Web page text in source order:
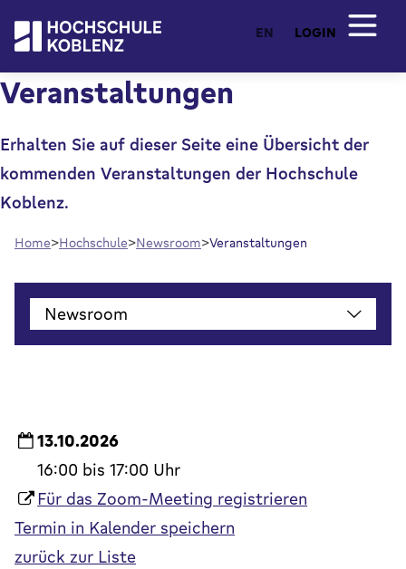
EN LOGIN
Veranstaltungen
Erhalten Sie auf dieser Seite eine Übersicht der
kommenden Veranstaltungen der Hochschule
Koblenz.
Home Hochschule Newsroom Veranstaltungen
Newsroom
13.10.2026
16:00 bis 17:00 Uhr
Für das Zoom-Meeting registrieren
Termin in Kalender speichern
zurück zur Liste